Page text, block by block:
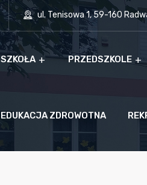
ul. Tenisowa 1, 59-160
SZKOŁA PRZEDSZKOLE
EDUKACJA ZDROWOTNA